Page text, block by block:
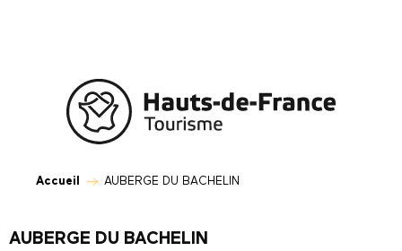
Accueil AUBERGE DU BACHELIN
AUBERGE DU BACHELIN